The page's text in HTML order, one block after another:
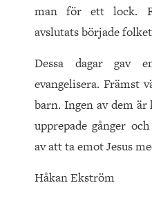
man för ett lock.
avslutats började
Dessa dagar gav
evangelisera. Främst
barn. Ingen av dem
upprepade gånger
av att ta emot Jesus
Håkan Ekström